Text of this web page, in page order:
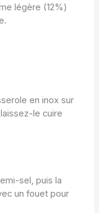
légère (12%)
en inox sur
le cuire
sel, puis la
un fouet pour